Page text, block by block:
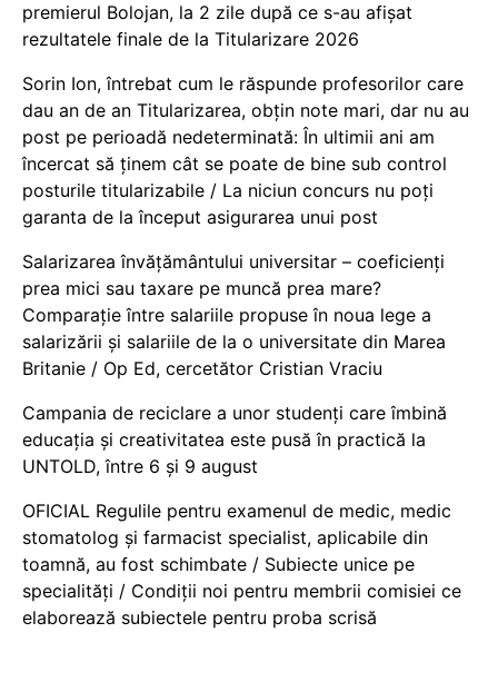
premierul Bolojan, la 2 zile după ce s-au afișat
rezultatele finale de la Titularizare 2026
Sorin Ion, întrebat cum le răspunde profesorilor care
dau an de an Titularizarea, obțin note mari, dar nu au
post pe perioadă nedeterminată: În ultimii ani am
încercat să ținem cât se poate de bine sub control
posturile titularizabile / La niciun concurs nu poți
garanta de la început asigurarea unui post
Salarizarea învățământului universitar – coeficienți
prea mici sau taxare pe muncă prea mare?
Comparație între salariile propuse în noua lege a
salarizării și salariile de la o universitate din Marea
Britanie / Op Ed, cercetător Cristian Vraciu
Campania de reciclare a unor studenți care îmbină
educația și creativitatea este pusă în practică la
UNTOLD, între 6 și 9 august
OFICIAL Regulile pentru examenul de medic, medic
stomatolog și farmacist specialist, aplicabile din
toamnă, au fost schimbate / Subiecte unice pe
specialități / Condiții noi pentru membrii comisiei ce
elaborează subiectele pentru proba scrisă